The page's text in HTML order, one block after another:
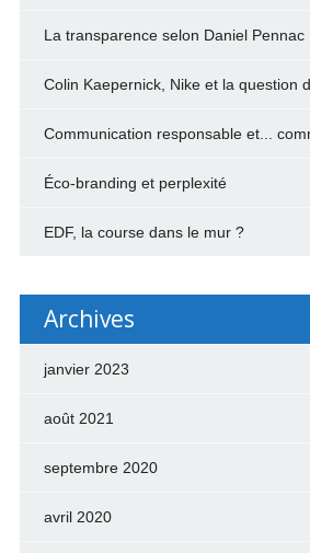
La transparence selon Daniel Pennac
Colin Kaepernick, Nike et la question
Communication responsable et...
Éco-branding et perplexité
EDF, la course dans le mur ?
Archives
janvier 2023
août 2021
septembre 2020
avril 2020